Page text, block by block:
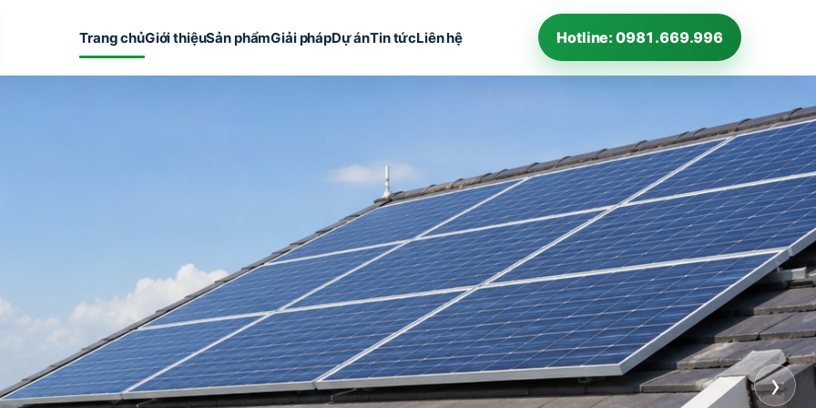
Trang chủGiới thiệuSản phẩmGiải phápDự ánTin tứcLiên hệ Hotline: 0981.669.996
›